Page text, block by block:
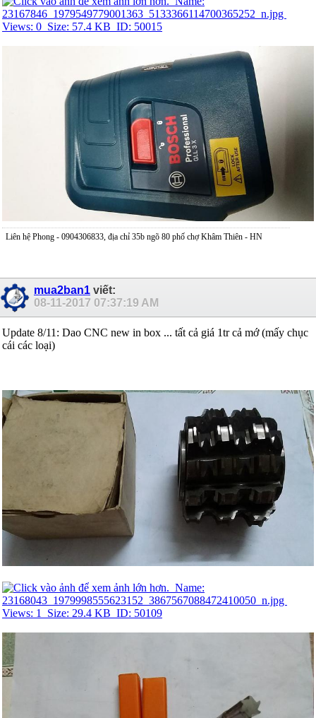
Liên hệ Phong - 0904306833, địa chỉ 35b ngõ 80 phố chợ Khâm Thiên - HN
mua2ban1 viết:
08-11-2017 07:37:19 AM
Update 8/11: Dao CNC new in box ... tất cả giá 1tr cả mớ (mấy chục
cái các loại)